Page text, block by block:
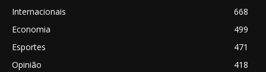
Internacionais
668
Economia
499
Esportes
471
Opinião
418